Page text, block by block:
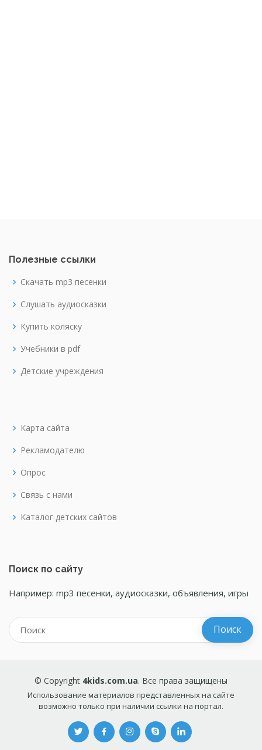
Полезные ссылки
Скачать mp3 песенки
Слушать аудиосказки
Купить коляску
Учебники в pdf
Детские учреждения
Карта сайта
Рекламодателю
Опрос
Связь с нами
Каталог детских сайтов
Поиск по сайту
Например: mp3 песенки, аудиосказки, объявления, игры
© Copyright 4kids.com.ua. Все права защищены
Использование материалов представленных на сайте
возможно только при наличии ссылки на портал.